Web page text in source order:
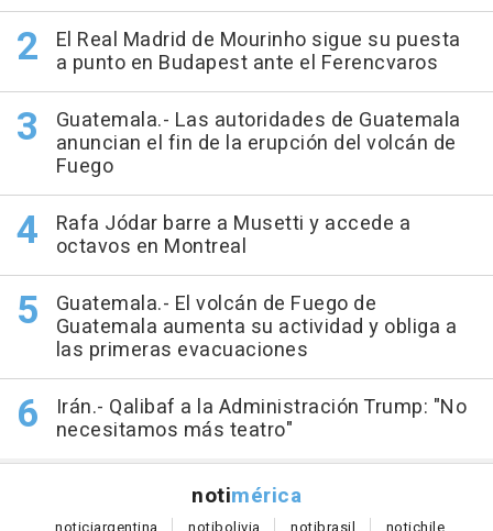
El Real Madrid de Mourinho sigue su puesta
a punto en Budapest ante el Ferencvaros
Guatemala.- Las autoridades de Guatemala
anuncian el fin de la erupción del volcán de
Fuego
Rafa Jódar barre a Musetti y accede a
octavos en Montreal
Guatemala.- El volcán de Fuego de
Guatemala aumenta su actividad y obliga a
las primeras evacuaciones
Irán.- Qalibaf a la Administración Trump: "No
necesitamos más teatro"
notimérica